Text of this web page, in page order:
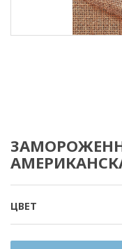
ЦВЕТ